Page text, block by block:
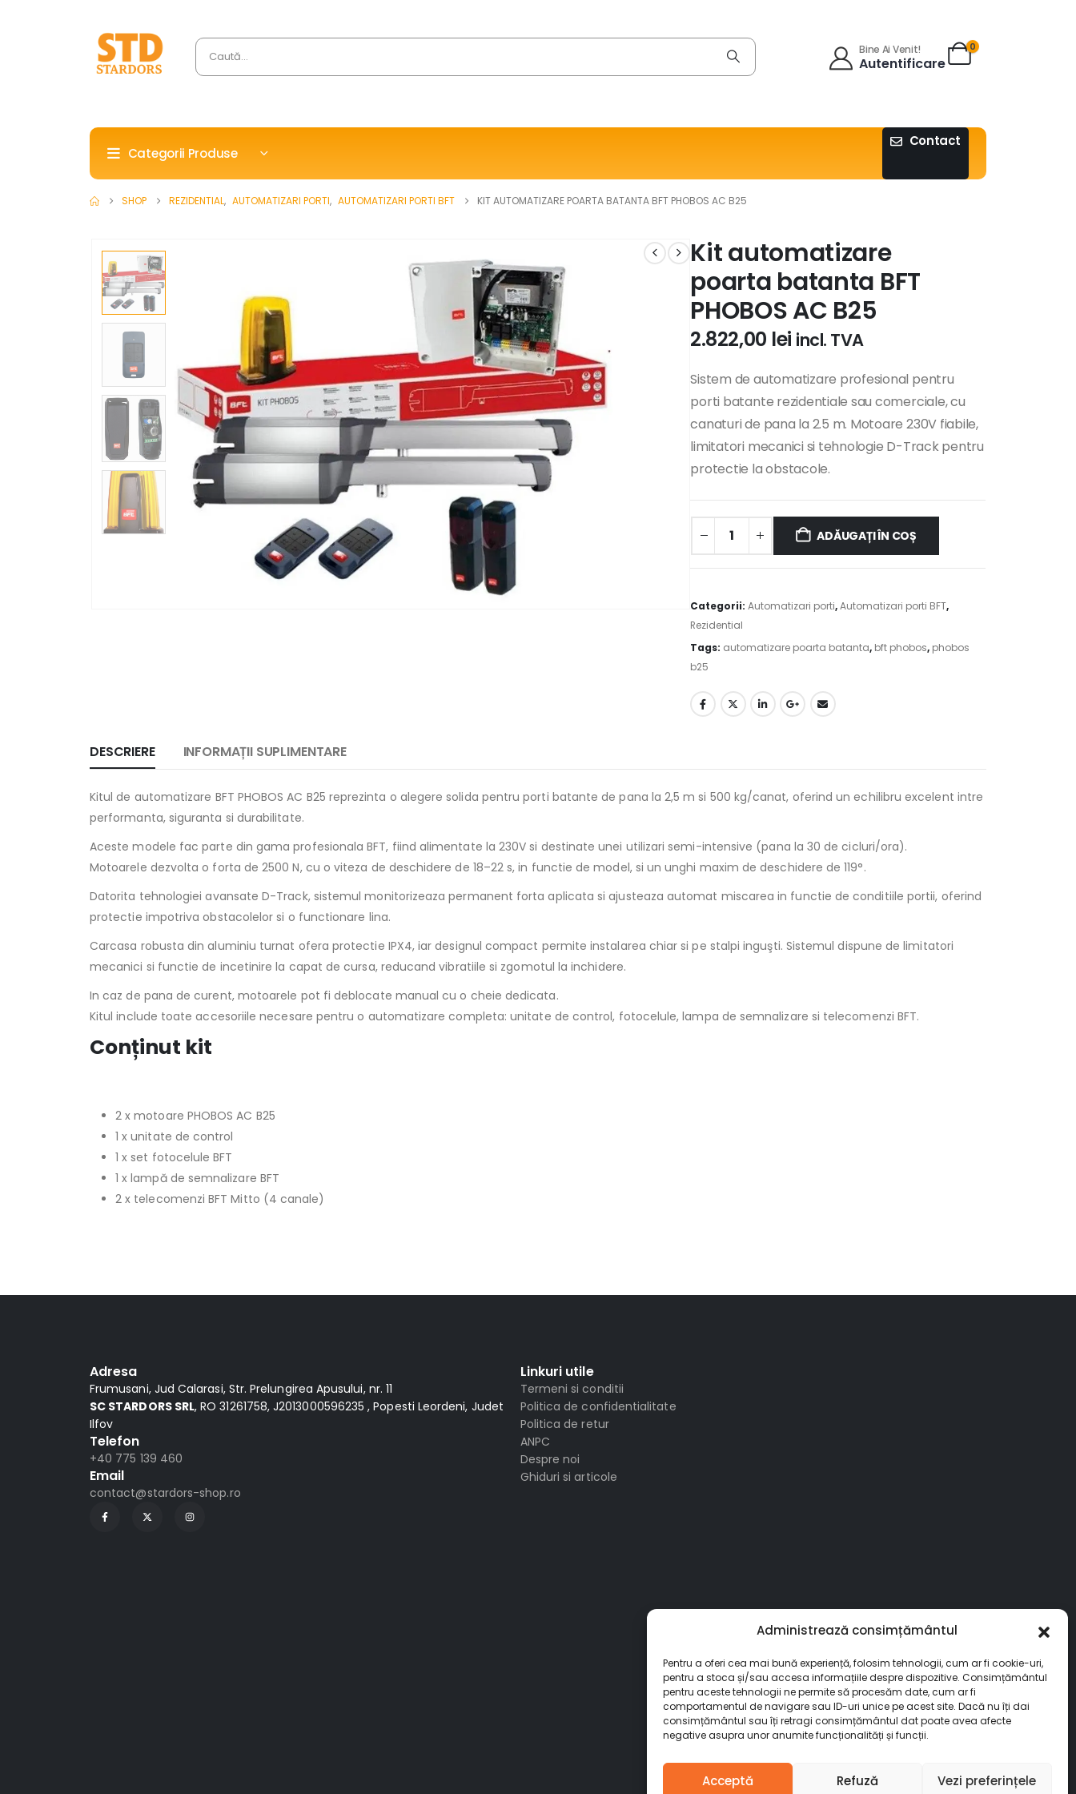
Administrează consimțământul
Pentru a oferi cea mai bună experiență, folosim tehnologii, cum ar fi cookie-uri,
pentru a stoca și/sau accesa informațiile despre dispozitive. Consimțământul
pentru aceste tehnologii ne permite să procesăm date, cum ar fi
comportamentul de navigare sau ID-uri unice pe acest site. Dacă nu îți dai
consimțământul sau îți retragi consimțământul dat poate avea afecte
negative asupra unor anumite funcționalități și funcții.
Acceptă Refuză Vezi preferințele
Bine Ai Venit!
Autentificare
0
Categorii Produse
Contact
SHOP REZIDENTIAL, AUTOMATIZARI PORTI, AUTOMATIZARI PORTI BFT KIT AUTOMATIZARE POARTA BATANTA BFT PHOBOS AC B25
Kit automatizare
poarta batanta BFT
PHOBOS AC B25
2.822,00 lei incl. TVA
Sistem de automatizare profesional pentru
porti batante rezidentiale sau comerciale, cu
canaturi de pana la 2.5 m. Motoare 230V fiabile,
limitatori mecanici si tehnologie D-Track pentru
protectie la obstacole.
ADĂUGAȚI ÎN COȘ
Alternative:
Categorii:Automatizari porti,Automatizari porti BFT,
Rezidential
Tags: automatizare poarta batanta, bft phobos, phobos
b25
DESCRIERE INFORMAȚII SUPLIMENTARE
Kitul de automatizare BFT PHOBOS AC B25 reprezinta o alegere solida pentru porti batante de pana la 2,5 m si 500 kg/canat, oferind un echilibru excelent intre
performanta, siguranta si durabilitate.
Aceste modele fac parte din gama profesionala BFT, fiind alimentate la 230V si destinate unei utilizari semi-intensive (pana la 30 de cicluri/ora).
Motoarele dezvolta o forta de 2500 N, cu o viteza de deschidere de 18–22 s, in functie de model, si un unghi maxim de deschidere de 119°.
Datorita tehnologiei avansate D-Track, sistemul monitorizeaza permanent forta aplicata si ajusteaza automat miscarea in functie de conditiile portii, oferind
protectie impotriva obstacolelor si o functionare lina.
Carcasa robusta din aluminiu turnat ofera protectie IPX4, iar designul compact permite instalarea chiar si pe stalpi inguşti. Sistemul dispune de limitatori
mecanici si functie de incetinire la capat de cursa, reducand vibratiile si zgomotul la inchidere.
In caz de pana de curent, motoarele pot fi deblocate manual cu o cheie dedicata.
Kitul include toate accesoriile necesare pentru o automatizare completa: unitate de control, fotocelule, lampa de semnalizare si telecomenzi BFT.
Conținut kit
2 x motoare PHOBOS AC B25
1 x unitate de control
1 x set fotocelule BFT
1 x lampă de semnalizare BFT
2 x telecomenzi BFT Mitto (4 canale)
Adresa
Frumusani, Jud Calarasi, Str. Prelungirea Apusului, nr. 11
SC STARDORS SRL, RO 31261758, J2013000596235 , Popesti Leordeni, Judet
Ilfov
Telefon
+40 775 139 460
Email
contact@stardors-shop.ro
Linkuri utile
Termeni si conditii
Politica de confidentialitate
Politica de retur
ANPC
Despre noi
Ghiduri si articole